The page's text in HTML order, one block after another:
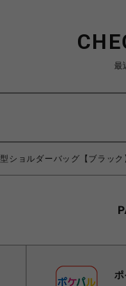
最
ショルダーバッグ【ブラック